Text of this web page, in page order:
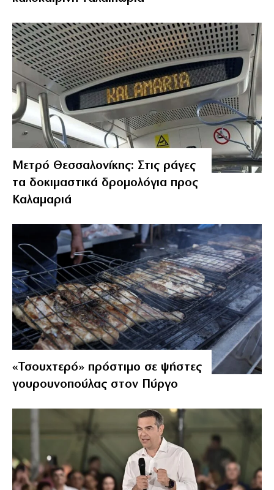
Μετρό Θεσσαλονίκης: Στις ράγες
τα δοκιμαστικά δρομολόγια προς
Καλαμαριά
«Τσουχτερό» πρόστιμο σε ψήστες
γουρουνοπούλας στον Πύργο